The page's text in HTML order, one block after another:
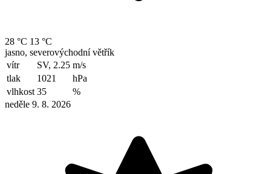
28 °C 13 °C
jasno, severovýchodní větřík
vítr
SV, 2.25 m/s
tlak
1021
hPa
vlhkost 35
%
neděle 9. 8. 2026